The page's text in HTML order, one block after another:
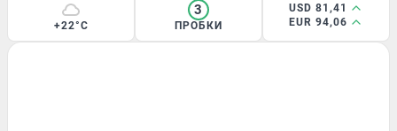
+22°C
3
ПРОБКИ
USD 81,41
EUR 94,06